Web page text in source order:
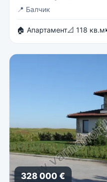
📍 Балчик
🏠 Апартамент📐 118 кв.м
328 000 €